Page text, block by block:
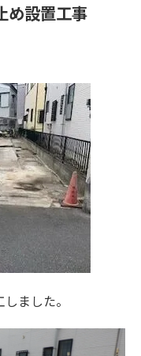
設置工事
ました。